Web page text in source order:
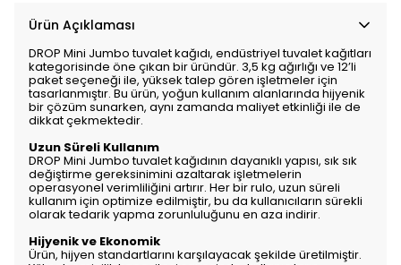
Ürün Açıklaması
DROP Mini Jumbo tuvalet kağıdı, endüstriyel tuvalet kağıtları
kategorisinde öne çıkan bir üründür. 3,5 kg ağırlığı ve 12’li
paket seçeneği ile, yüksek talep gören işletmeler için
tasarlanmıştır. Bu ürün, yoğun kullanım alanlarında hijyenik
bir çözüm sunarken, aynı zamanda maliyet etkinliği ile de
dikkat çekmektedir.
Uzun Süreli Kullanım
DROP Mini Jumbo tuvalet kağıdının dayanıklı yapısı, sık sık
değiştirme gereksinimini azaltarak işletmelerin
operasyonel verimliliğini artırır. Her bir rulo, uzun süreli
kullanım için optimize edilmiştir, bu da kullanıcıların sürekli
olarak tedarik yapma zorunluluğunu en aza indirir.
Hijyenik ve Ekonomik
Ürün, hijyen standartlarını karşılayacak şekilde üretilmiştir.